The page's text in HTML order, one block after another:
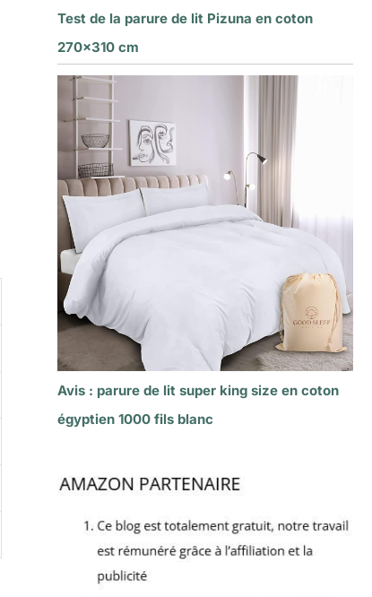
Test de la parure de lit Pizuna en coton
270×310 cm
Avis : parure de lit super king size en coton
égyptien 1000 fils blanc